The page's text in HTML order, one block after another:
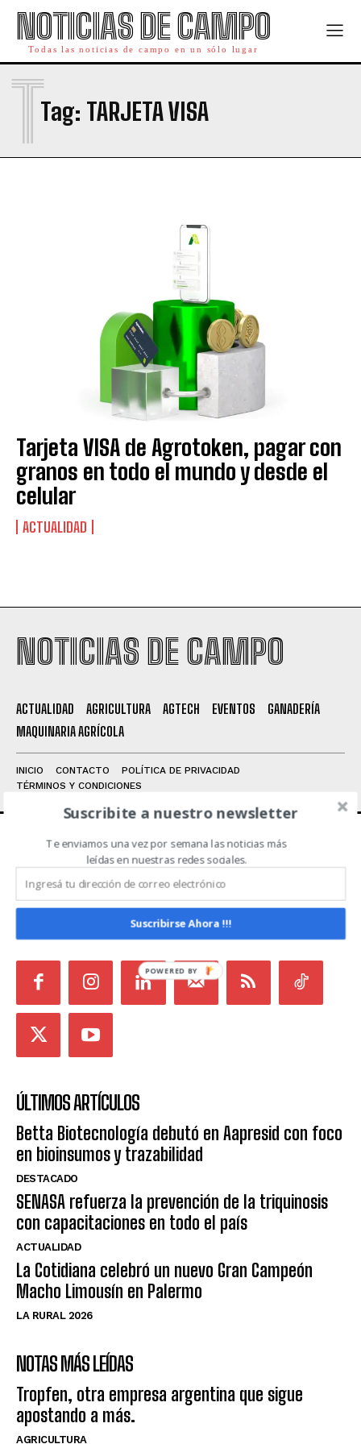
Leí y acepto laPolítica de Privacidad.
NOTICIAS DE CAMPO
Todas las noticias de campo en un sólo lugar
Tag: TARJETA VISA
T
Tarjeta VISA de Agrotoken, pagar con
granos en todo el mundo y desde el
celular
ACTUALIDAD
NOTICIAS DE CAMPO
ACTUALIDAD AGRICULTURA AGTECH EVENTOS
GANADERÍA
MAQUINARIA AGRÍCOLA
INICIO CONTACTO
POLÍTICA DE PRIVACIDAD
TÉRMINOS Y CONDICIONES
ACERCA DE NOSOTROS
Noticias de Campo es un medio independiente
focalizado en Redes Sociales que intenta aglutinar
todas las noticias del sector en un sólo lugar.
ÚLTIMOS ARTÍCULOS
Betta Biotecnología debutó en Aapresid con foco
en bioinsumos y trazabilidad
DESTACADO
SENASA refuerza la prevención de la triquinosis
con capacitaciones en todo el país
ACTUALIDAD
La Cotidiana celebró un nuevo Gran Campeón
Macho Limousín en Palermo
LA RURAL 2026
NOTAS MÁS LEÍDAS
Tropfen, otra empresa argentina que sigue
apostando a más.
AGRICULTURA
Suscribite a nuestro newsletter
Te enviamos una vez por semana las noticias más
leídas en nuestras redes sociales.
Suscribirse Ahora !!!
POWERED BY